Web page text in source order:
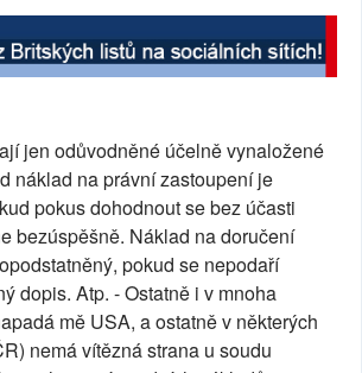
jen odůvodněné účelně vynaložené
náklad na právní zastoupení je
pokus dohodnout se bez účasti
bezúspěšně. Náklad na doručení
pokud se nepodaří
dopis. Atp. - Ostatně i v mnoha
mě USA, a ostatně v některých
nemá vítězná strana u soudu